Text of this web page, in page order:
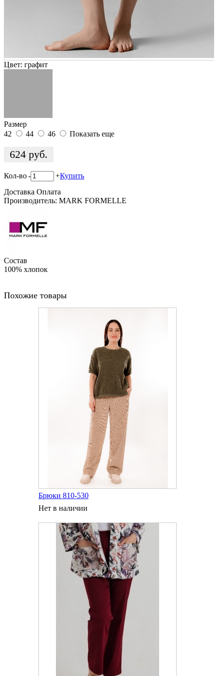
Цвет: графит
Размер
42
44 46 Показать еще
624 руб.
Кол-во- +Купить
Доставка Оплата
Производитель: MARK FORMELLE
Состав
100% хлопок
Похожие товары
Брюки 810-530
Нет в наличии